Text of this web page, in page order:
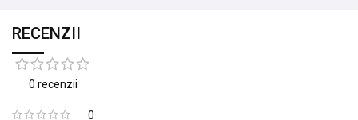
RECENZII
0 recenzii
0